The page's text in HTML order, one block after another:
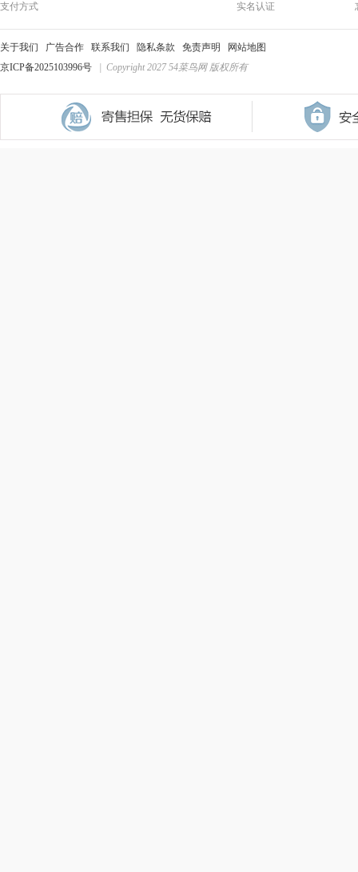
支付方式
实名认证
关于我们 广告合作 联系我们 隐私条款 免责声明
网站地图
京ICP备2025103996号
| Copyright 2027 54菜鸟网 版权所有